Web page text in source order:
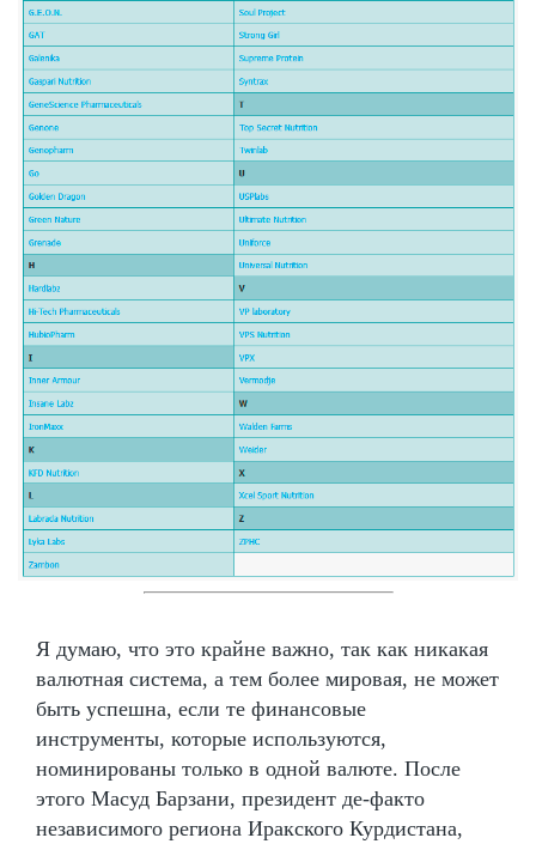
Я думаю, что это крайне важно, так как никакая
валютная система, а тем более мировая, не может
быть успешна, если те финансовые
инструменты, которые используются,
номинированы только в одной валюте. После
этого Масуд Барзани, президент де-факто
независимого региона Иракского Курдистана,